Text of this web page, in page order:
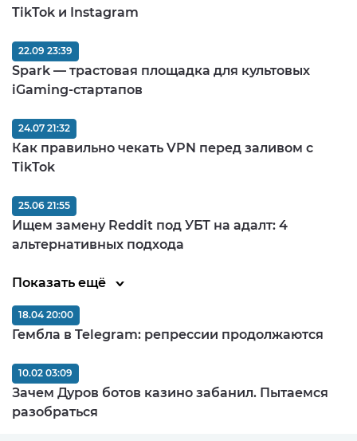
TikTok и Instagram
Spark — трастовая площадка для культовых
iGaming-стартапов
22.09 23:39
Как правильно чекать VPN перед заливом c
TikTok
24.07 21:32
Ищем замену Reddit под УБТ на адалт: 4
альтернативных подхода
25.06 21:55
Показать ещё
Гембла в Telegram: репрессии продолжаются
18.04 20:00
Зачем Дуров ботов казино забанил. Пытаемся
разобраться
10.02 03:09